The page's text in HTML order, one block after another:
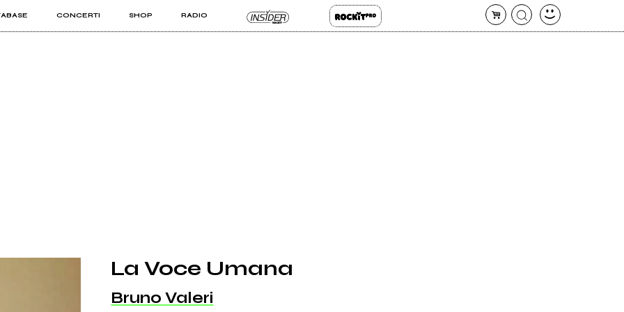
CONCERTI SHOP RADIO
PRO
La Voce Umana
Bruno Valeri